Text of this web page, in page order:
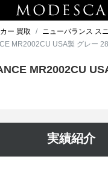
ー 買取
ニューバランス ス
MR2002CU USA製 グレー
MR2002CU
実績紹介